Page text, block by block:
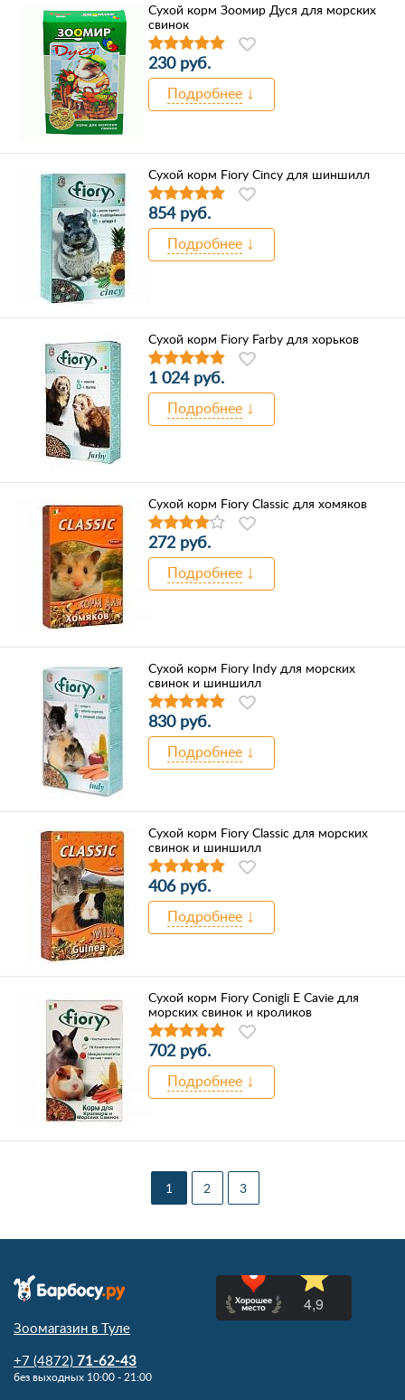
Сухой корм Зоомир Дуся для морских
свинок
230 руб.
Подробнее
Сухой корм Fiory Cincy для шиншилл
854 руб.
Подробнее
Сухой корм Fiory Farby для хорьков
1 024 руб.
Подробнее
Сухой корм Fiory Classic для хомяков
272 руб.
Подробнее
Сухой корм Fiory Indy для морских
свинок и шиншилл
830 руб.
Подробнее
Сухой корм Fiory Classic для морских
свинок и шиншилл
406 руб.
Подробнее
Сухой корм Fiory Conigli E Cavie для
морских свинок и кроликов
702 руб.
Подробнее
1 2 3
Зоомагазин в Туле
+7 (4872) 71-62-43
без выходных 10:00 - 21:00